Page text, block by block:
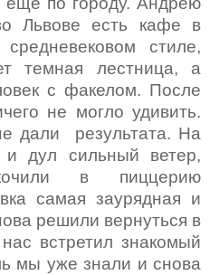
Львове есть кафе в
стиле,
темная лестница, а
с факелом. После
не могло удивить.
дали результата. На
дул сильный ветер,
в пиццерию
самая заурядная и
решили вернуться в
встретил знакомый
мы уже знали и снова